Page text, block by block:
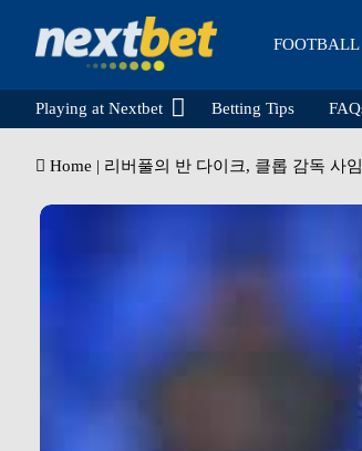
FOOTBALL
Playing at Nextbet Betting Tips
Home | 리버풀의 반 다이크, 클롭 감독 사